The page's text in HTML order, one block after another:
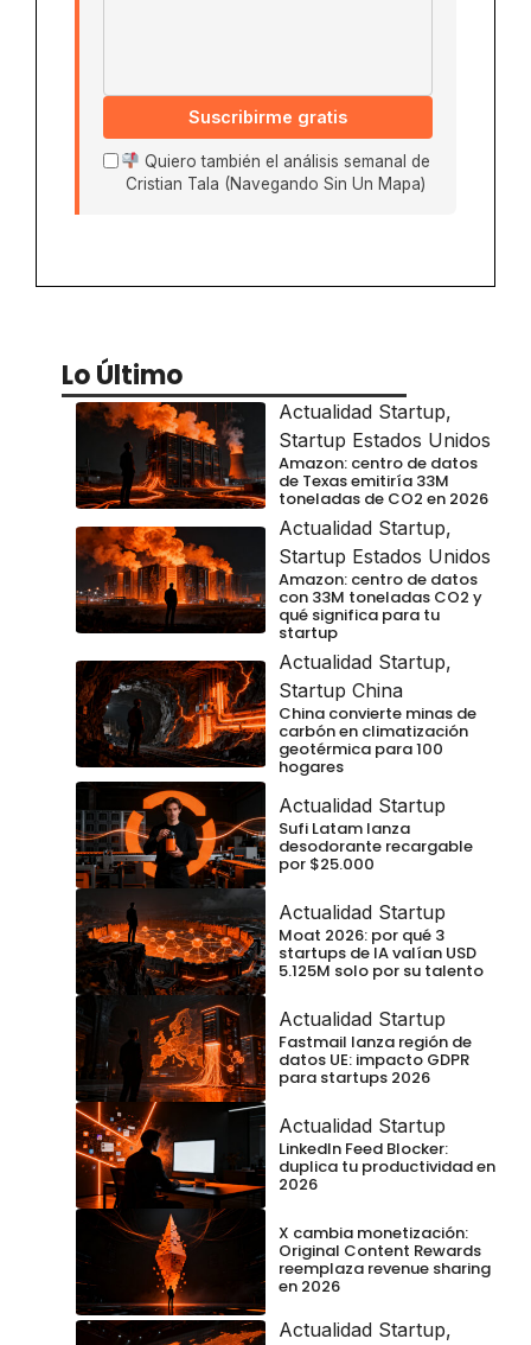
Suscribirme gratis
Quiero también el análisis semanal de
Cristian Tala (Navegando Sin Un Mapa)
Lo Último
Actualidad Startup,
Startup Estados Unidos
Amazon: centro de datos
de Texas emitiría 33M
toneladas de CO2 en 2026
Actualidad Startup,
Startup Estados Unidos
Amazon: centro de datos
con 33M toneladas CO2 y
qué significa para tu
startup
Actualidad Startup,
Startup China
China convierte minas de
carbón en climatización
geotérmica para 100
hogares
Actualidad Startup
Sufi Latam lanza
desodorante recargable
por $25.000
Actualidad Startup
Moat 2026: por qué 3
startups de IA valían USD
5.125M solo por su talento
Actualidad Startup
Fastmail lanza región de
datos UE: impacto GDPR
para startups 2026
Actualidad Startup
LinkedIn Feed Blocker:
duplica tu productividad en
2026
X cambia monetización:
Original Content Rewards
reemplaza revenue sharing
en 2026
Actualidad Startup,